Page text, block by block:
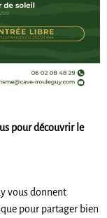
pour découvrir le
vous donnent
pour partager bien